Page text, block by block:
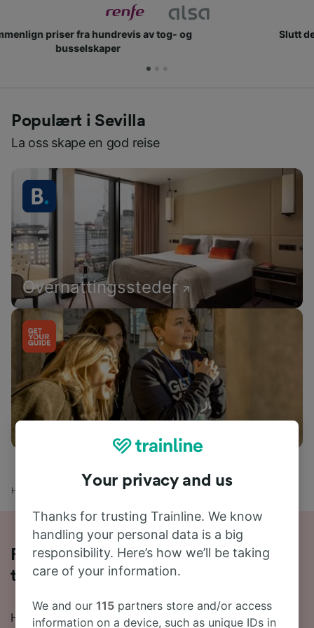
Slutt deg til millioner av mennesker som bruker oss
Populært i Sevilla
La oss skape en god reise
Overnattingssteder
Aktiviteter
Hjem Torremolinos til Sevilla
Reis fra Torremolinos til Sevilla med
tog på 16 timer 35 minutter
Har du tenkt å reise fra Torremolinos til Sevilla med
Your privacy and us
Thanks for trusting Trainline. We know
handling your personal data is a big
responsibility. Here’s how we’ll be taking
care of your information.
We and our115 partners store and/or access
information on a device, such as unique IDs in